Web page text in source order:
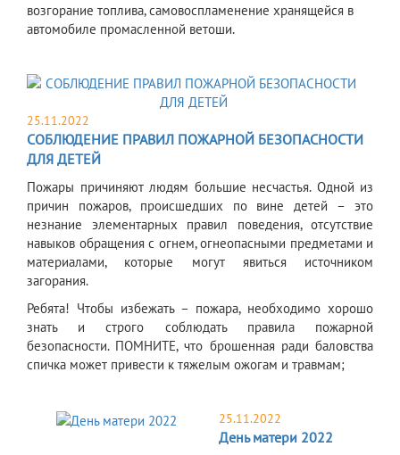
возгорание топлива, самовоспламенение хранящейся в
автомобиле промасленной ветоши.
25.11.2022
СОБЛЮДЕНИЕ ПРАВИЛ ПОЖАРНОЙ БЕЗОПАСНОСТИ
ДЛЯ ДЕТЕЙ
Пожары причиняют людям большие несчастья. Одной из
причин пожаров, происшедших по вине детей – это
незнание элементарных правил поведения, отсутствие
навыков обращения с огнем, огнеопасными предметами и
материалами, которые могут явиться источником
загорания.
Ребята! Чтобы избежать – пожара, необходимо хорошо
знать и строго соблюдать правила пожарной
безопасности. ПОМНИТЕ, что брошенная ради баловства
спичка может привести к тяжелым ожогам и травмам;
25.11.2022
День матери 2022